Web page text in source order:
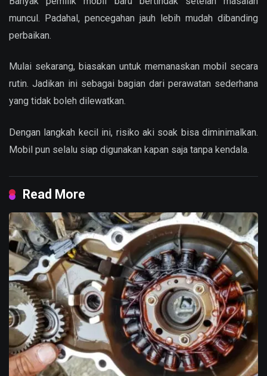
muncul. Padahal, pencegahan jauh lebih mudah dibanding
perbaikan.
Mulai sekarang, biasakan untuk memanaskan mobil secara
rutin. Jadikan ini sebagai bagian dari perawatan sederhana
yang tidak boleh dilewatkan.
Dengan langkah kecil ini, risiko aki soak bisa diminimalkan.
Mobil pun selalu siap digunakan kapan saja tanpa kendala.
Read More